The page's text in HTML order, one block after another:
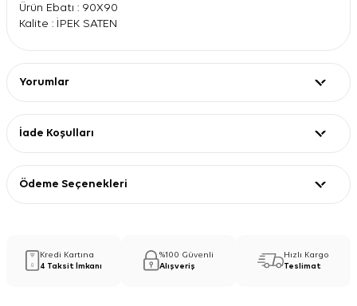
Ürün Ebatı : 90X90
Kalite : İPEK SATEN
Yorumlar
İade Koşulları
Ödeme Seçenekleri
Kredi Kartına
4 Taksit İmkanı
%100 Güvenli
Alışveriş
Hızlı Kargo
Teslimat